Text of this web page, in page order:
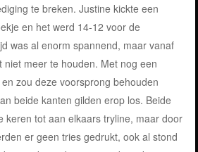
te breken. Justine kickte een
en het werd 14-12 voor de
was al enorm spannend, maar vanaf
niet meer te houden. Met nog een
zou deze voorsprong behouden
beide kanten gilden erop los. Beide
keren tot aan elkaars tryline, maar door
er geen tries gedrukt, ook al stond